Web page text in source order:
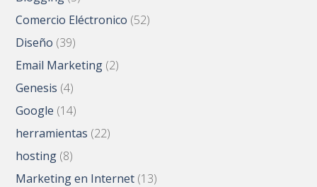
Comercio Eléctronico (52)
Diseño (39)
Email Marketing (2)
Genesis (4)
Google (14)
herramientas (22)
hosting (8)
Marketing en Internet (13)